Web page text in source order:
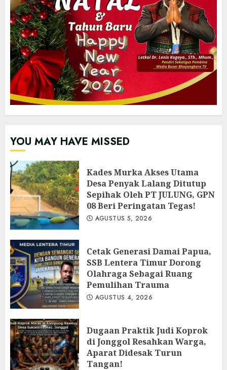
YOU MAY HAVE MISSED
Kades Murka Akses Utama
Desa Penyak Lalang Ditutup
Sepihak Oleh PT JULUNG, GPN
08 Beri Peringatan Tegas!
AGUSTUS 5, 2026
Cetak Generasi Damai Papua,
SSB Lentera Timur Dorong
Olahraga Sebagai Ruang
Pemulihan Trauma
AGUSTUS 4, 2026
Dugaan Praktik Judi Koprok
di Jonggol Resahkan Warga,
Aparat Didesak Turun
Tangan!